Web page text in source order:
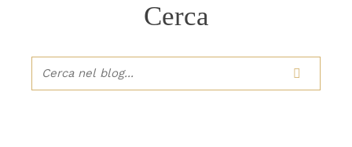
Cerca
